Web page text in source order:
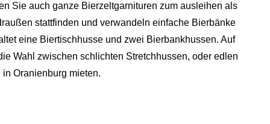
Sie auch ganze Bierzeltgarnituren zum ausleihen als
stattfinden und verwandeln einfache Bierbänke
eine Biertischhusse und zwei Bierbankhussen. Auf
Wahl zwischen schlichten Stretchhussen, oder edlen
Oranienburg mieten.